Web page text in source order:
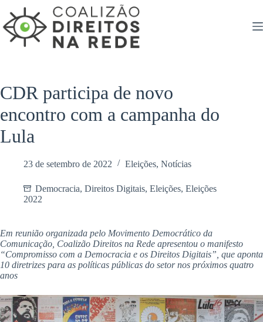
para
o
conteúdo
CDR participa de novo
encontro com a campanha do
Lula
23 de setembro de 2022 Eleições, Notícias
Democracia, Direitos Digitais, Eleições, Eleições
2022
Em reunião organizada pelo Movimento Democrático da
Comunicação, Coalizão Direitos na Rede apresentou o manifesto
“Compromisso com a Democracia e os Direitos Digitais”, que aponta
10 diretrizes para as políticas públicas do setor nos próximos quatro
anos